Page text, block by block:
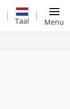
Taal Menu